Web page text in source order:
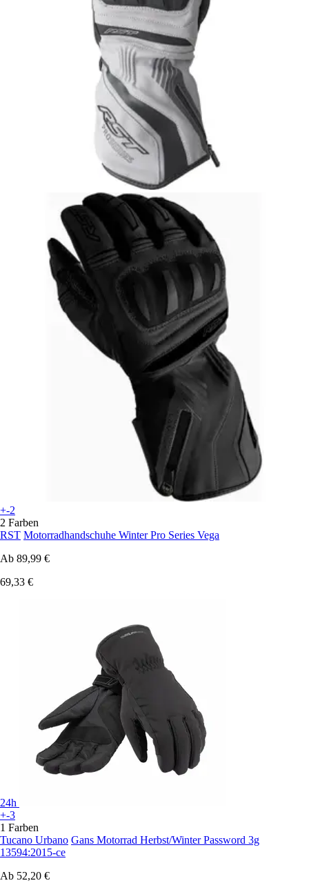
+-2
2 Farben
RST Motorradhandschuhe Winter Pro Series Vega
Ab 89,99 €
69,33 €
24h
+-3
1 Farben
Tucano Urbano Gans Motorrad Herbst/Winter Password 3g
13594:2015-ce
Ab 52,20 €